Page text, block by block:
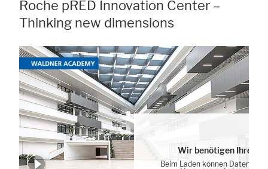
Roche pRED Innovation Center –
Thinking new dimensions
Wir benötigen Ihre
Beim Laden können Daten von